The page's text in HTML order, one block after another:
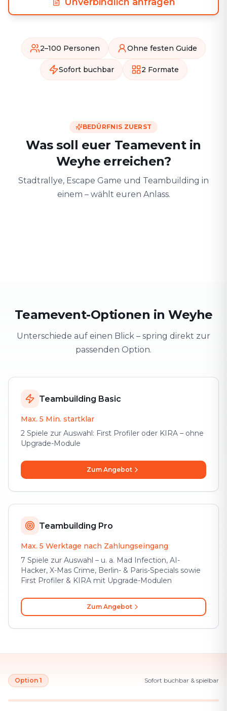
2–100 Personen Ohne festen Guide
Sofort buchbar 2 Formate
BEDÜRFNIS ZUERST
Was soll euer Teamevent in
Weyhe⁠ erreichen?
Stadtrallye, Escape Game und Teambuilding in
einem – wählt euren Anlass.
Teamevent-Optionen in Weyhe⁠
Unterschiede auf einen Blick – spring direkt zur
passenden Option.
Teambuilding Basic
Max. 5 Min. startklar
2 Spiele zur Auswahl: First Profiler oder KIRA – ohne
Upgrade-Module
Zum Angebot
Teambuilding Pro
Max. 5 Werktage nach Zahlungseingang
7 Spiele zur Auswahl – u. a. Mad Infection, AI-
Hacker, X-Mas Crime, Berlin- & Paris-Specials sowie
First Profiler & KIRA mit Upgrade-Modulen
Zum Angebot
Option 1 Sofort buchbar & spielbar